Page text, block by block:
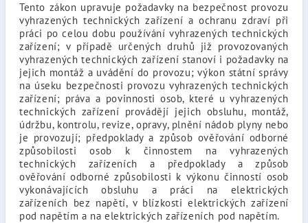
Tento zákon upravuje požadavky na bezpečnost provozu
vyhrazených technických zařízení a ochranu zdraví při
práci po celou dobu používání vyhrazených technických
zařízení; v případě určených druhů již provozovaných
vyhrazených technických zařízení stanoví i požadavky na
jejich montáž a uvádění do provozu; výkon státní správy
na úseku bezpečnosti provozu vyhrazených technických
zařízení; práva a povinnosti osob, které u vyhrazených
technických zařízení provádějí jejich obsluhu, montáž,
údržbu, kontrolu, revize, opravy, plnění nádob plyny nebo
je provozují; předpoklady a způsob ověřování odborné
způsobilosti osob k činnostem na vyhrazených
technických zařízeních a předpoklady a způsob
ověřování odborné způsobilosti k výkonu činností osob
vykonávajících obsluhu a práci na elektrických
zařízeních bez napětí, v blízkosti elektrických zařízení
pod napětím a na elektrických zařízeních pod napětím.